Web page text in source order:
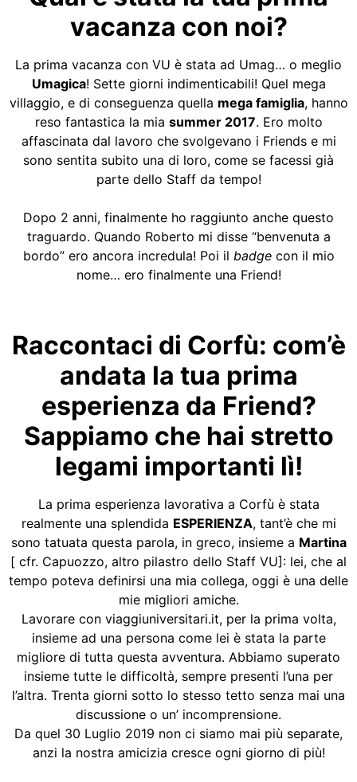
vacanza con noi?
La prima vacanza con VU è stata ad Umag… o meglio
Umagica! Sette giorni indimenticabili! Quel mega
villaggio, e di conseguenza quella mega famiglia, hanno
reso fantastica la mia summer 2017. Ero molto
affascinata dal lavoro che svolgevano i Friends e mi
sono sentita subito una di loro, come se facessi già
parte dello Staff da tempo!
Dopo 2 anni, finalmente ho raggiunto anche questo
traguardo. Quando Roberto mi disse “benvenuta a
bordo” ero ancora incredula! Poi il badgecon il mio
nome… ero finalmente una Friend!
Raccontaci di Corfù: com’è
andata la tua prima
esperienza da Friend?
Sappiamo che hai stretto
legami importanti lì!
La prima esperienza lavorativa a Corfù è stata
realmente una splendida ESPERIENZA, tant’è che mi
sono tatuata questa parola, in greco, insieme a Martina
[ cfr. Capuozzo, altro pilastro dello Staff VU]: lei, che al
tempo poteva definirsi una mia collega, oggi è una delle
mie migliori amiche.
Lavorare con viaggiuniversitari.it, per la prima volta,
insieme ad una persona come lei è stata la parte
migliore di tutta questa avventura. Abbiamo superato
insieme tutte le difficoltà, sempre presenti l’una per
l’altra. Trenta giorni sotto lo stesso tetto senza mai una
discussione o un’ incomprensione.
Da quel 30 Luglio 2019 non ci siamo mai più separate,
anzi la nostra amicizia cresce ogni giorno di più!